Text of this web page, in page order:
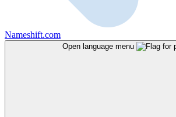
Nameshift.com
Open language menu